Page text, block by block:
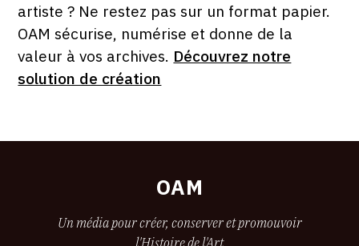
artiste ? Ne restez pas sur un format papier.
OAM sécurise, numérise et donne de la
valeur à vos archives. Découvrez notre
solution de création
OAM
Un média pour créer, conserver et promouvoir